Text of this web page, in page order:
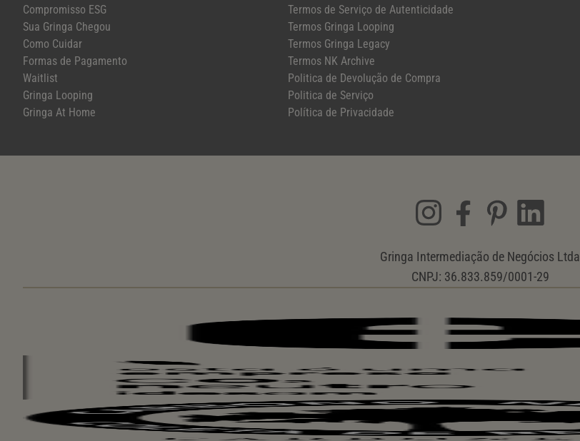
Compromisso ESG
Sua Gringa Chegou
Como Cuidar
Formas de Pagamento
Waitlist
Gringa Looping
Gringa At Home
Termos de Serviço de Autenticidade
Termos Gringa Looping
Termos Gringa Legacy
Termos NK Archive
Politica de Devolução de Compra
Politica de Serviço
Política de Privacidade
Gringa Intermediação de Negócios Ltda
CNPJ: 36.833.859/0001-29